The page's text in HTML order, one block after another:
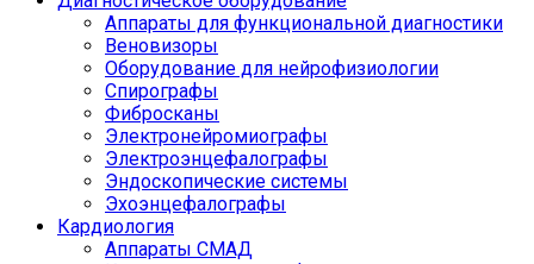
Аппараты для функциональной диагностики
Веновизоры
Оборудование для нейрофизиологии
Спирографы
Фибросканы
Электронейромиографы
Электроэнцефалографы
Эндоскопические системы
Эхоэнцефалографы
Кардиология
Аппараты СМАД